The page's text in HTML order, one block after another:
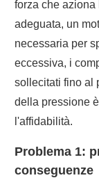
forza che
adeguata, un
necessaria per
eccessiva, i
sollecitati fino al
della pressione
l'affidabilità.
Problema 1:
conseguenze